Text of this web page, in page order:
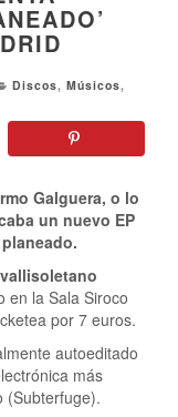
Discos, Músicos,
Galguera, o lo
un nuevo EP
en la Sala Siroco
por 7 euros.
autoeditado
más
(Subterfuge).